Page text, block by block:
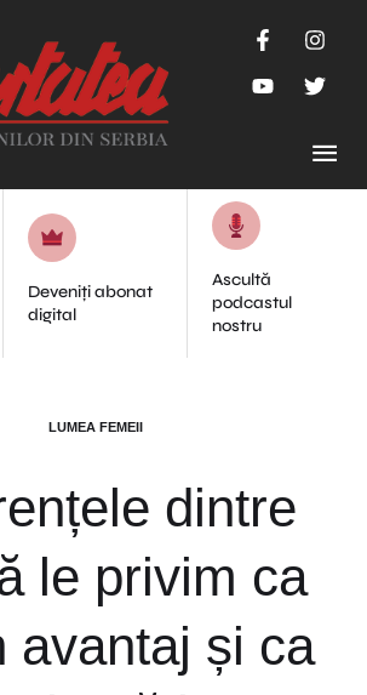
Deveniți abonat
digital
Ascultă
podcastul
nostru
LUMEA FEMEII
dintre
le privim ca
avantaj și ca